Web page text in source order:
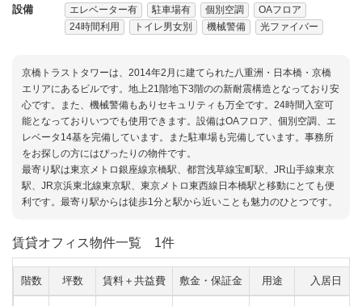
設備 エレベーター有 駐車場有 個別空調
OAフロア
24時間利用
トイレ男女別 機械警備 光ファイバー
京橋トラストタワーは、2014年2月に建てられた八重洲・日本橋・京橋
エリアにあるビルです。地上21階地下3階のの新耐震構造となっており安
心です。また、機械警備もありセキュリティも万全です。24時間入室可
能となっておりいつでも使用できます。設備はOAフロア、個別空調、エ
レベータ14基を完備しています。また駐車場も完備しています。事務所
をお探しの方にはぴったりの物件です。
最寄り駅は東京メトロ銀座線京橋駅、都営浅草線宝町駅、JR山手線東京
駅、JR京浜東北線東京駅、東京メトロ東西線日本橋駅と移動にとても便
利です。最寄り駅からは徒歩1分と駅から近いことも魅力のひとつです。
賃貸オフィス物件一覧 1件
階数 坪数 賃料＋共益費 敷金・保証金 用途 入居日